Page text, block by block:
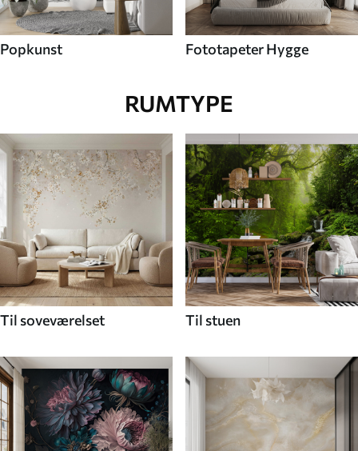
Popkunst Fototapeter Hygge
RUMTYPE
Til soveværelset Til stuen